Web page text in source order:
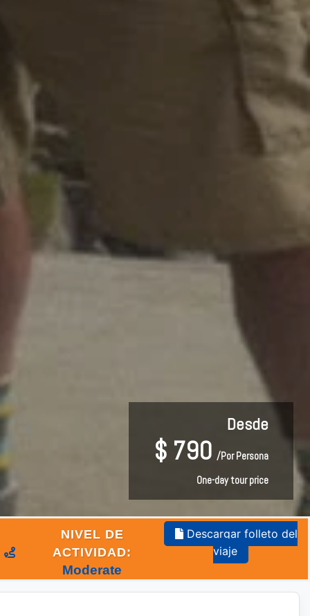
Desde
$ 790 /Por Persona
One-day tour price
Desde
$ 790 /Por Persona
One-day tour price
NIVEL DE
ACTIVIDAD:
Moderate
Descargar folleto del
viaje